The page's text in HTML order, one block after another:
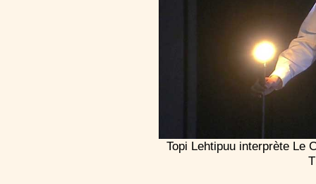
Topi Lehtipuu interprète Le